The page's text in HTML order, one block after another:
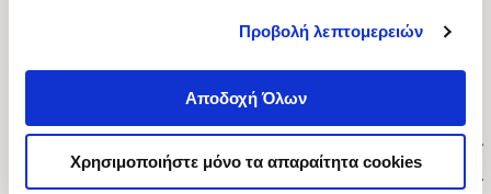
Προβολή λεπτομερειών
Αποδοχή Όλων
Χρησιμοποιήστε μόνο τα απαραίτητα cookies
Ασκληπιού 1-3, Αθήνα 106 79
Δευτέρα - Παρασκευή 09:00-21:00
Εξυπηρέτηση Πελατών